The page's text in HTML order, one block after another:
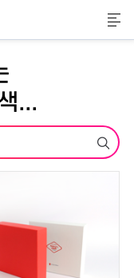
지
메
...
검색